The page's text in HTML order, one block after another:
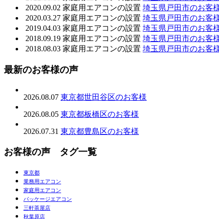
2020.09.02 家庭用エアコンの設置 埼玉県戸田市のお客
2020.03.27 家庭用エアコンの設置 埼玉県戸田市のお客
2019.04.03 家庭用エアコンの設置 埼玉県戸田市のお客
2018.09.19 家庭用エアコンの設置 埼玉県戸田市のお客
2018.08.03 家庭用エアコンの設置 埼玉県戸田市のお客
最新のお客様の声
2026.08.07 東京都世田谷区のお客様
2026.08.05 東京都板橋区のお客様
2026.07.31 東京都豊島区のお客様
お客様の声 タグ一覧
東京都
業務用エアコン
家庭用エアコン
パッケージエアコン
三軒茶屋店
秋葉原店